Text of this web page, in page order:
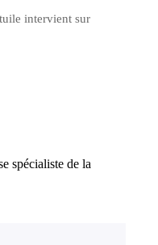
intervient sur
spécialiste de la